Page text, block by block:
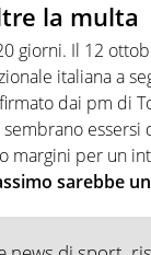
la multa
giorni. Il 12
italiana a
dai pm di
essersi
margini per un
sarebbe